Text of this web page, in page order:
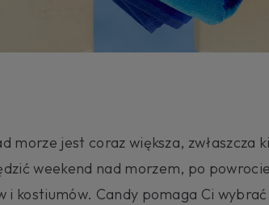
morze jest coraz większa,
weekend nad morzem, po
i kostiumów. Candy pomaga Ci